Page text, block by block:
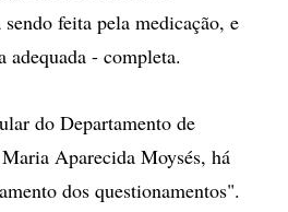
feita pela medicação, e
adequada - completa.
do Departamento de
Aparecida Moysés, há
dos questionamentos".